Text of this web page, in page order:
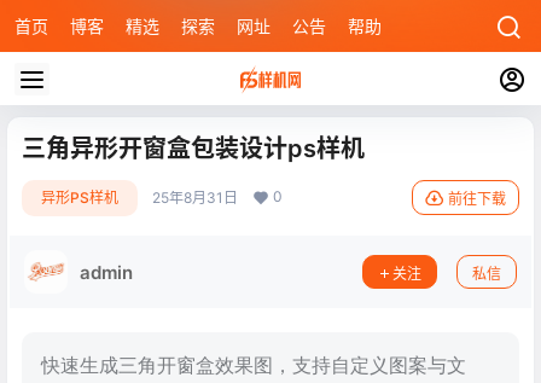
首页 博客 精选 探索 网址 公告 帮助
三角异形开窗盒包装设计ps样机
异形PS样机 25年8月31日 0 前往下载
admin 关注 私信
快速生成三角开窗盒效果图，支持自定义图案与文